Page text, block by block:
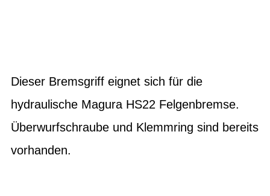
Dieser Bremsgriff eignet sich für die
hydraulische Magura HS22 Felgenbremse.
Überwurfschraube und Klemmring sind bereits
vorhanden.